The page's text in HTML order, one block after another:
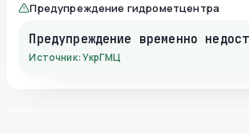
Предупреждение гидрометцентра
Предупреждение временно
Источник: УкрГМЦ